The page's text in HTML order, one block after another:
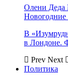
Олени Деда
Новогодние
В
в Лондоне.
Prev Next
Политика